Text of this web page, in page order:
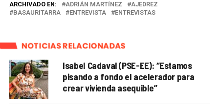
ARCHIVADO EN: ADRIÁN MARTÍNEZ
AJEDREZ
BASAURITARRA
ENTREVISTA ENTREVISTAS
NOTICIAS RELACIONADAS
Isabel Cadaval (PSE-EE): “Estamos
pisando a fondo el acelerador para
crear vivienda asequible”